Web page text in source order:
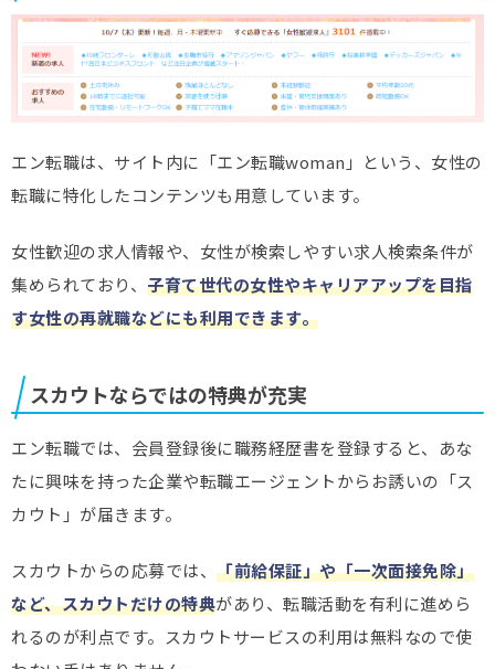
エン転職は、サイト内に「エン転職woman」という、女性の
転職に特化したコンテンツも用意しています。
女性歓迎の求人情報や、女性が検索しやすい求人検索条件が
集められており、 子育て世代の女性やキャリアアップを目指
す女性の再就職などにも利用できます。
スカウトならではの特典が充実
エン転職では、会員登録後に職務経歴書を登録すると、あな
たに興味を持った企業や転職エージェントからお誘いの「ス
カウト」が届きます。
スカウトからの応募では、 「前給保証」や「一次面接免除」
など、スカウトだけの特典があり、転職活動を有利に進めら
れるのが利点です。スカウトサービスの利用は無料なので使